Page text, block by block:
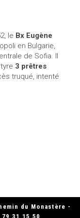
le Bx Eugène
en Bulgarie,
de Sofia. Il
3 prêtres
truqué, intenté
du Monastère -
31 15 50